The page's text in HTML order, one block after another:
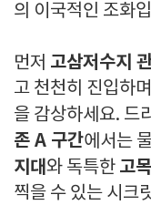
의 이국적인 조화
먼저 고삼저수지
고 천천히 진입하
을 감상하세요. 드
존 A 구간에서는
지대와 독특한 고목
찍을 수 있는 시크